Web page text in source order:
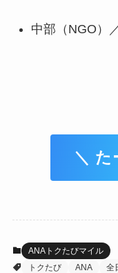
中部（NGO）
＼ た
ANAトクたびマイル
トクたび
ANA 全